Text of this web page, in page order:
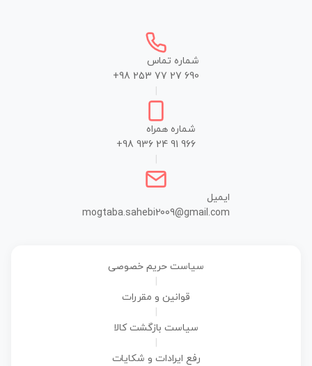
شماره تماس
+98 253 77 27 690
شماره همراه
+98 936 24 91 966
ایمیل
mogtaba.sahebi2009@gmail.com
سیاست حریم خصوصی
قوانین و مقررات
سیاست بازگشت کالا
رفع ایرادات و شکایات